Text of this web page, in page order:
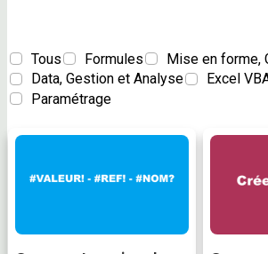
Tous Formules
Mise en forme,
Data, Gestion et Analyse
Excel
Paramétrage